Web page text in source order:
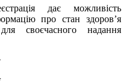
дає можливість
про стан здоров’я
своєчасного надання